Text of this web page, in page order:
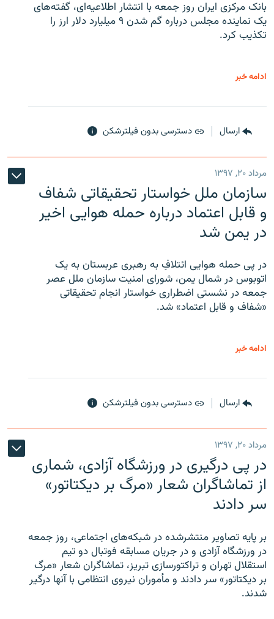
بانک مرکزی ایران روز جمعه با انتشار اطلاعیه‌ای، گفته‌های
یک نماینده مجلس درباره گم شدن ۹ میلیارد دلار ارز را
تکذیب کرد.
ادامه خبر
ارسال دسترسی بدون فیلترشکن
مرداد ۲۰, ۱۳۹۷
سازمان ملل خواستار تحقیقاتی شفاف
و قابل اعتماد درباره حمله هوایی اخیر
در یمن شد
در پی حمله هوایی ائتلافِ به رهبری عربستان به یک
اتوبوس در شمال یمن، شورای امنیت سازمان ملل عصر
جمعه در نشستی اضطراری خواستار انجام تحقیقاتی
«شفاف و قابل اعتماد» شد.
ادامه خبر
ارسال دسترسی بدون فیلترشکن
مرداد ۲۰, ۱۳۹۷
در پی درگیری در ورزشگاه آزادی، شماری
از تماشاگران شعار «مرگ بر دیکتاتور»
سر دادند
بر پایه تصاویر منتشرشده در شبکه‌های اجتماعی، روز جمعه
در ورزشگاه آزادی و در جریان مسابقه فوتبال دو تیم
استقلال تهران و تراکتورسازی تبریز، تماشاگران شعار «مرگ
بر دیکتاتور» سر دادند و مأموران نیروی انتظامی با آنها درگیر
شدند.